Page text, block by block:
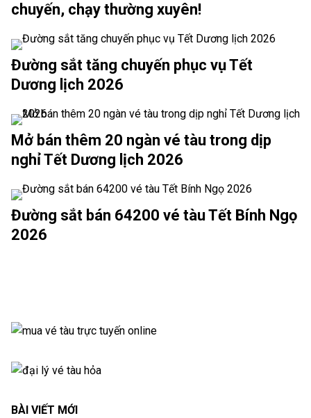
chuyến, chạy thường xuyên!
Đường sắt tăng chuyến phục vụ Tết
Dương lịch 2026
Mở bán thêm 20 ngàn vé tàu trong dịp
nghỉ Tết Dương lịch 2026
Đường sắt bán 64200 vé tàu Tết Bính Ngọ
2026
BÀI VIẾT MỚI